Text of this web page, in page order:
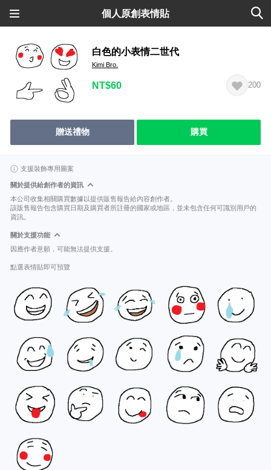
個人原創表情貼
白色的小表情二世代
Kimi Bro.
NT$60 200
贈送禮物 購買
支援裝飾專用圖案
關於提供給創作者的資訊
本公司收集相關購買數據以提供販售報告給內容創作者。
該販售報告包含購買日期及購買者所註冊的國家或地區，並未包含任何可識別用戶的
資訊。
關於支援功能
因應作者意願，可能無法提供支援。
點選表情貼即可預覽